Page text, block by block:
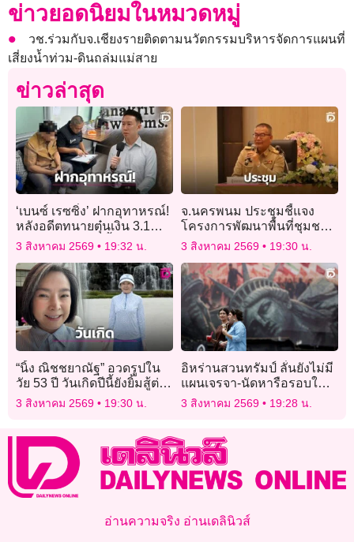
ข่าวยอดนิยมในหมวดหมู่
วช.ร่วมกับจ.เชียงรายติดตามนวัตกรรมบริหารจัดการแผนที่
เสี่ยงน้ำท่วม-ดินถล่มแม่สาย
ข่าวล่าสุด
‘เบนซ์ เรซซิ่ง’ ฝากอุทาหรณ์!
หลังอดีตทนายตุ๋นเงิน 3.1
ล้านโดนคุก 3 ปี ย้ำอย่า
3 สิงหาคม 2569 19:32 น.
จ.นครพนม ประชุมชี้แจง
โครงการพัฒนาพื้นที่ชุมชน
ริมโขงภาคตะวันออกเฉียง
3 สิงหาคม 2569 19:30 น.
“นิ้ง ณิชชยาณัฐ” อวดรูปใน
วัย 53 ปี วันเกิดปีนี้ยังยิ้มสู้ต่อ
ไป เอฟซีมอบกำลังใจให้
3 สิงหาคม 2569 19:30 น.
อิหร่านสวนทรัมป์ ลั่นยังไม่มี
แผนเจรจา-นัดหารือรอบใหม่
กับสหรัฐ
3 สิงหาคม 2569 19:28 น.
อ่านความจริง อ่านเดลินิวส์